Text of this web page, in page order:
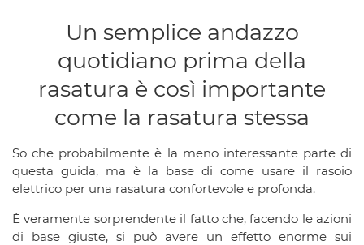
Un semplice andazzo
quotidiano prima della
rasatura è così importante
come la rasatura stessa
So che probabilmente è la meno interessante parte di
questa guida, ma è la base di come usare il rasoio
elettrico per una rasatura confortevole e profonda.
È veramente sorprendente il fatto che, facendo le azioni
di base giuste, si può avere un effetto enorme sui